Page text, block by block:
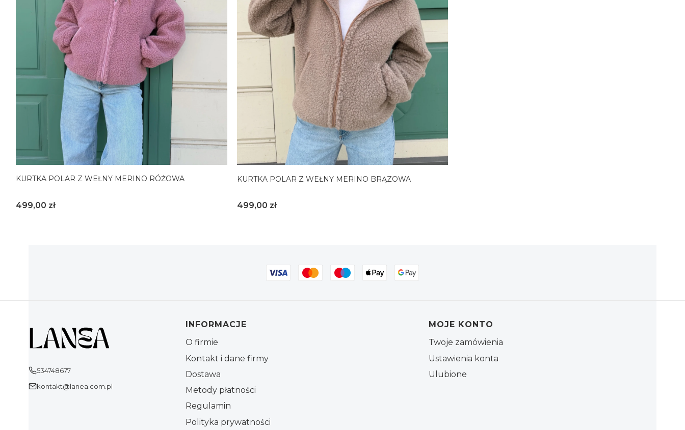
KURTKA POLAR Z WEŁNY MERINO RÓŻOWA
Cena
499,00 zł
KURTKA POLAR Z WEŁNY MERINO BRĄZOWA
Cena
499,00 zł
534748677
kontakt@lanea.com.pl
Linki w stopce
INFORMACJE
O firmie
Kontakt i dane firmy
Dostawa
Metody płatności
Regulamin
Polityka prywatności
MOJE KONTO
Twoje zamówienia
Ustawienia konta
Ulubione